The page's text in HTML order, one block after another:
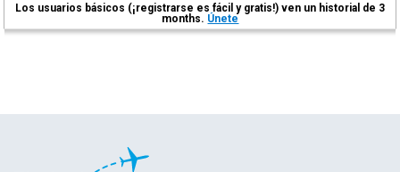
Los usuarios básicos (¡registrarse es fácil y gratis!) ven un historial de 3
months. Únete